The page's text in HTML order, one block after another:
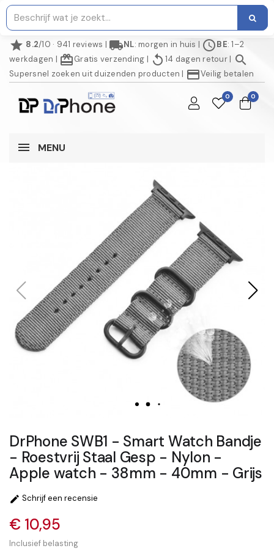
star 8.2/10 · 941 reviews | local_shippingNL: morgen in huis | scheduleBE: 1–2
werkdagen | redeemGratis verzending | replay 14 dagen retour| search
Supersnel zoeken uit duizenden producten | credit_cardVeilig betalen
0 0
MENU
DrPhone SWB1 - Smart Watch Bandje
- Roestvrij Staal Gesp - Nylon -
Apple watch - 38mm - 40mm - Grijs
 Schrijf een recensie
€ 10,95
Inclusief belasting